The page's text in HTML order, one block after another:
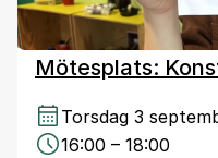
Mötesplats:
Torsdag 3
16:00 – 18:00